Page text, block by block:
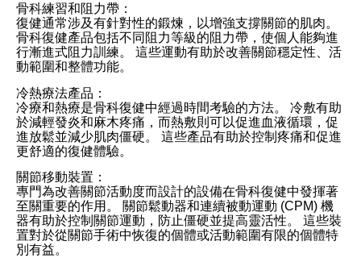
骨科練習和阻力帶：
復健通常涉及有針對性的鍛煉，以增強支撐關節的肌肉。
骨科復健產品包括不同阻力等級的阻力帶，使個人能夠進
行漸進式阻力訓練。 這些運動有助於改善關節穩定性、活
動範圍和整體功能。
冷熱療法產品：
冷療和熱療是骨科復健中經過時間考驗的方法。 冷敷有助
於減輕發炎和麻木疼痛，而熱敷則可以促進血液循環，促
進放鬆並減少肌肉僵硬。 這些產品有助於控制疼痛和促進
更舒適的復健體驗。
關節移動裝置：
專門為改善關節活動度而設計的設備在骨科復健中發揮著
至關重要的作用。 關節鬆動器和連續被動運動 (CPM) 機
器有助於控制關節運動，防止僵硬並提高靈活性。 這些裝
置對於從關節手術中恢復的個體或活動範圍有限的個體特
別有益。